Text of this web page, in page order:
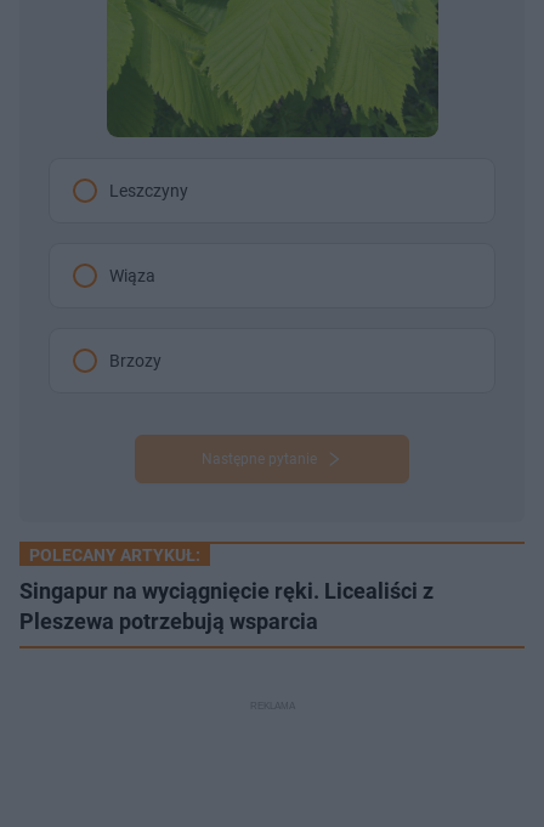
Leszczyny
Wiąza
Brzozy
Następne pytanie
POLECANY ARTYKUŁ:
Singapur na wyciągnięcie ręki. Licealiści z
Pleszewa potrzebują wsparcia